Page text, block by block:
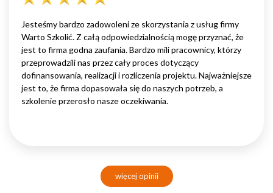
Jesteśmy bardzo zadowoleni ze skorzystania z usług firmy
Warto Szkolić. Z całą odpowiedzialnością mogę przyznać, że
jest to firma godna zaufania. Bardzo mili pracownicy, którzy
przeprowadzili nas przez cały proces dotyczący
dofinansowania, realizacji i rozliczenia projektu. Najważniejsze
jest to, że firma dopasowała się do naszych potrzeb, a
szkolenie przerosło nasze oczekiwania.
więcej opinii